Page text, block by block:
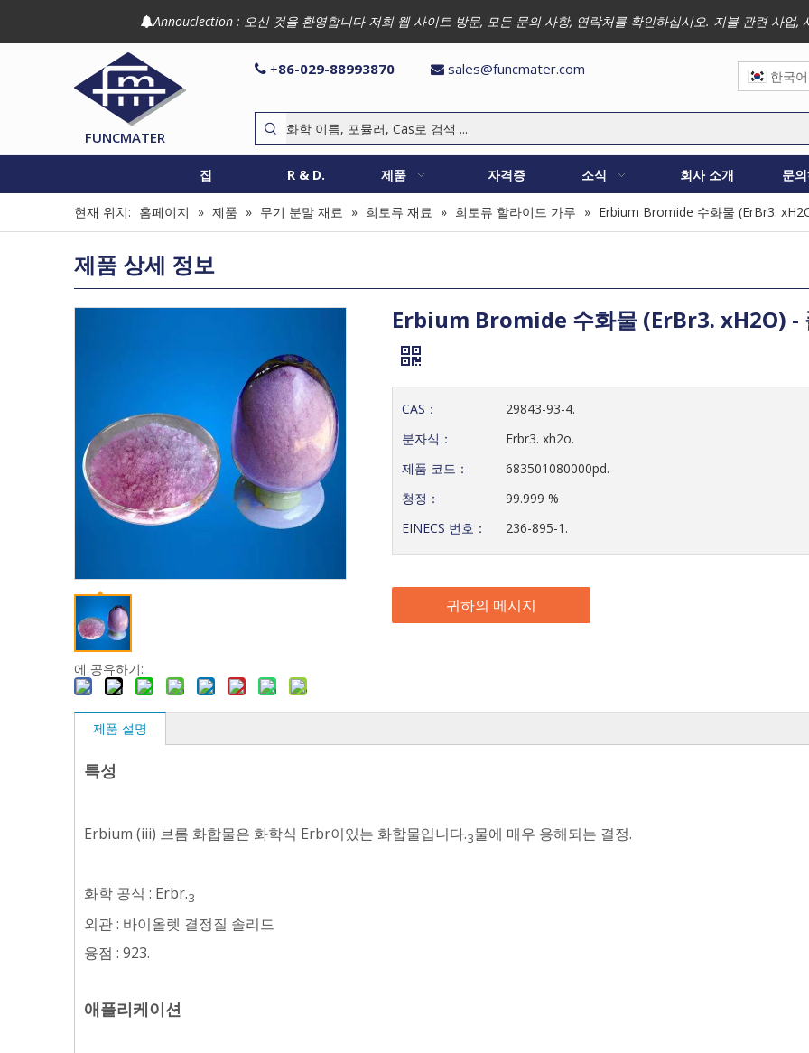
Annouclection : 오신 것을 환영합니다 저희 웹 사이트 방문, 모든 문의 사항, 연락처를 확인하십시오. 지불 관련 사업,
FUNCMATER
 +86-029-88993870  sales@funcmater.com 한국어
집 R & D. 제품 자격증 소식 회사 소개 문
현재 위치: 홈페이지 » 제품 » 무기 분말 재료 » 희토류 재료 » 희토류 할라이드 가루 » Erbium Bromide 수화물 (ErBr3.
제품 상세 정보
에 공유하기:
Erbium Bromide 수화물 (ErBr3. xH2O) -
CAS：
29843-93-4.
분자식：
Erbr3. xh2o.
제품 코드：
683501080000pd.
청정：
99.999 %
EINECS 번호：
236-895-1.
귀하의 메시지
제품 설명
특성
Erbium (iii) 브롬 화합물은 화학식 Erbr이있는 화합물입니다.3물에 매우 용해되는 결정.
화학 공식 : Erbr.3
외관 : 바이올렛 결정질 솔리드
융점 : 923.
애플리케이션